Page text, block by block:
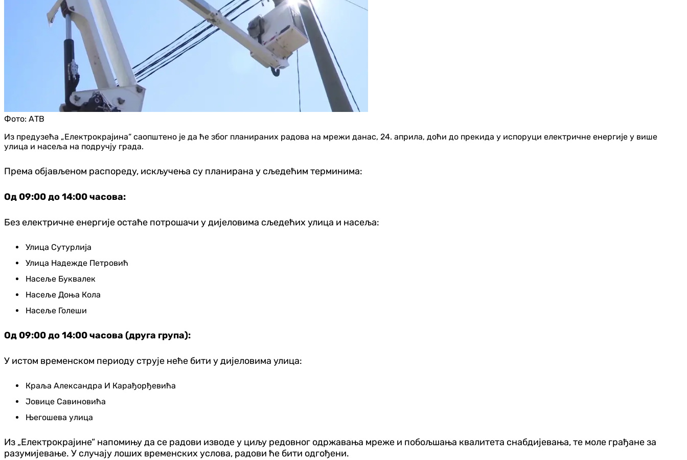
Фото: АТВ
Из предузећа „Електрокрајина“ саопштено је да ће због планираних радова на мрежи данас, 24. априла, доћи до прекида у испоруци електричне енергије у више
улица и насеља на подручју града.
Према објављеном распореду, искључења су планирана у сљедећим терминима:
Од 09:00 до 14:00 часова:
Без електричне енергије остаће потрошачи у дијеловима сљедећих улица и насеља:
Улица Сутурлија
Улица Надежде Петровић
Насеље Буквалек
Насеље Доња Кола
Насеље Голеши
Од 09:00 до 14:00 часова (друга група):
У истом временском периоду струје неће бити у дијеловима улица:
Краља Александра И Карађорђевића
Јовице Савиновића
Његошева улица
Из „Електрокрајине“ напомињу да се радови изводе у циљу редовног одржавања мреже и побољшања квалитета снабдијевања, те моле грађане за
разумијевање. У случају лоших временских услова, радови ће бити одгођени.